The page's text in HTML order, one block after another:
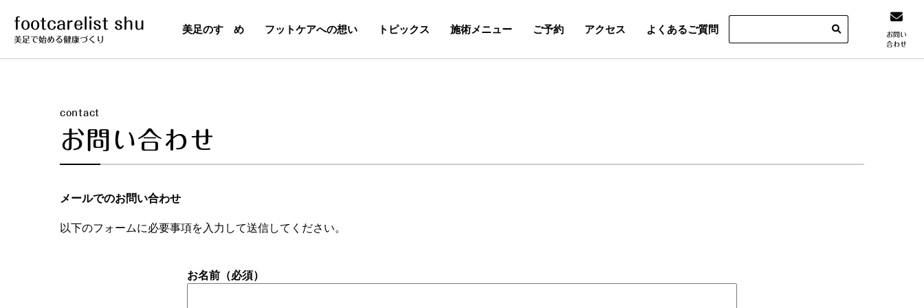
footcarelist shu
美足で始める健康づくり
美足のすゝめ フットケアへの想い トピックス 施術メニュー ご予約 アクセス よくあるご質問
お問い
合わせ
contact
お問い合わせ
メールでのお問い合わせ
以下のフォームに必要事項を入力して送信してください。
お名前（必須）